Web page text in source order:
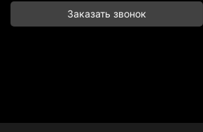
Заказать звонок